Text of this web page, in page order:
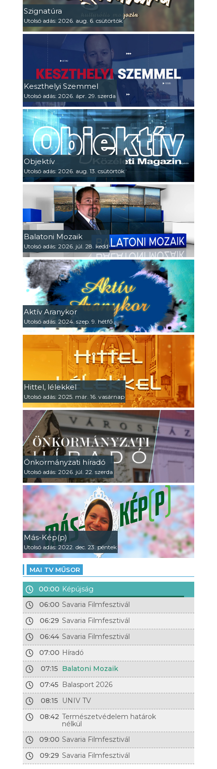
Szignatúra
Utolsó adás: 2026. aug. 6. csütörtök
Keszthelyi Szemmel
Utolsó adás: 2026. ápr. 29. szerda
Objektív
Utolsó adás: 2026. aug. 13. csütörtök
Balatoni Mozaik
Utolsó adás: 2026. júl. 28. kedd
Aktív Aranykor
Utolsó adás: 2024. szep. 9. hétfő
Hittel, lélekkel
Utolsó adás: 2025. már. 16. vasárnap
Önkormányzati híradó
Utolsó adás: 2026. júl. 22. szerda
Más-Kép(p)
Utolsó adás: 2022. dec. 23. péntek
MAI TV MŰSOR
00:00 Képújság
06:00 Savaria Filmfesztivál
06:29 Savaria Filmfesztivál
06:44 Savaria Filmfesztivál
07:00 Híradó
07:15 Balatoni Mozaik
07:45 Balasport 2026
08:15
UNIV TV
08:42 Természetvédelem határok
nélkül
09:00 Savaria Filmfesztivál
09:29 Savaria Filmfesztivál